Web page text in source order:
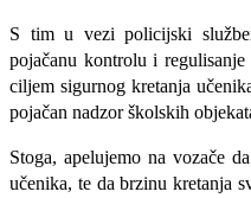
S tim u vezi policijski
pojačanu kontrolu i
ciljem sigurnog kretanja
pojačan nadzor školskih
Stoga, apelujemo na vozače
učenika, te da brzinu kretanja